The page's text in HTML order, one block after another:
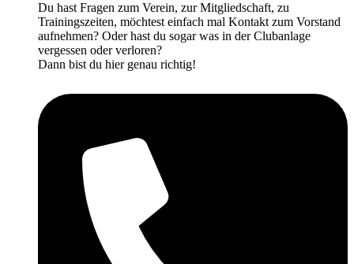
Du hast Fragen zum Verein, zur Mitgliedschaft, zu
Trainingszeiten, möchtest einfach mal Kontakt zum Vorstand
aufnehmen? Oder hast du sogar was in der Clubanlage
vergessen oder verloren?
Dann bist du hier genau richtig!